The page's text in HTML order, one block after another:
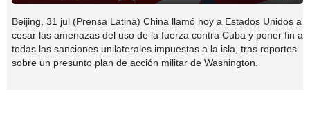
Beijing, 31 jul (Prensa Latina) China llamó hoy a Estados Unidos a
cesar las amenazas del uso de la fuerza contra Cuba y poner fin a
todas las sanciones unilaterales impuestas a la isla, tras reportes
sobre un presunto plan de acción militar de Washington.